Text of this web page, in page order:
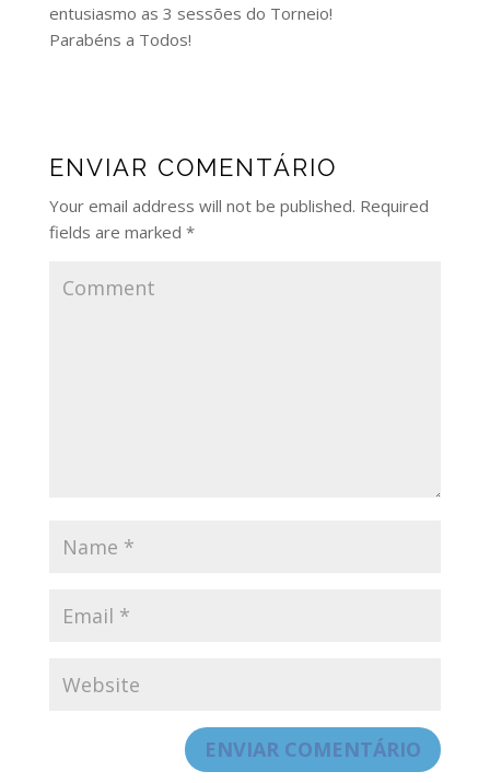
entusiasmo as 3 sessões do Torneio!
Parabéns a Todos!
ENVIAR COMENTÁRIO
Your email address will not be published. Required
fields are marked *